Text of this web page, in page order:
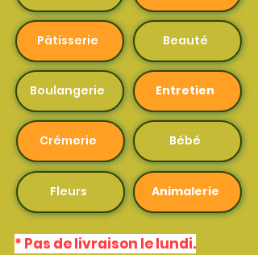
Pâtisserie Beauté
Boulangerie Entretien
Crémerie Bébé
Fleurs Animalerie
* Pas de livraison le lundi.